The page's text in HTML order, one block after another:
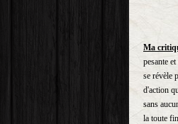
Ma
pesante
se révèle
d'action
sans
la toute